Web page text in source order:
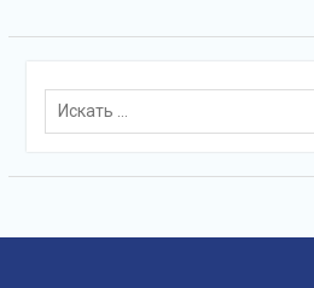
Поиск
для: